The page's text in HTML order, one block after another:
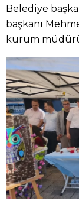
Belediye
başkanı
kurum